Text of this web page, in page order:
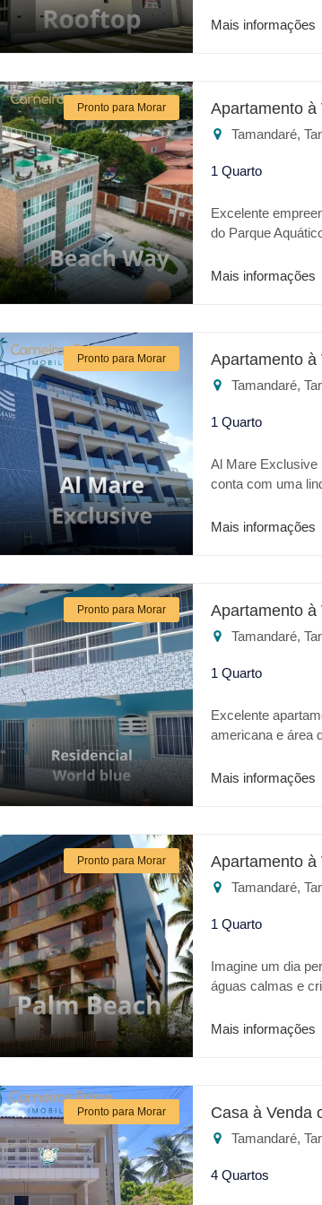
o que há de
Churrasqueira
é o melhor lugar.
Mais informações
Pronto para Morar Apartamento à
Tamandaré,
1 Quarto
Excelente
do Parque
Mais informações
Pronto para Morar Apartamento à
Tamandaré,
1 Quarto
Al Mare Exclusive
conta com uma
Mais informações
Pronto para Morar Apartamento à
Tamandaré,
1 Quarto
Excelente
americana e área
Mais informações
Pronto para Morar Apartamento à
Tamandaré,
1 Quarto
Imagine um dia
águas calmas e
apresenta o que
empreendimento:
Espaço Gourmet
investimento o
Mais informações
Pronto para Morar Casa à Venda
Tamandaré,
4 Quartos